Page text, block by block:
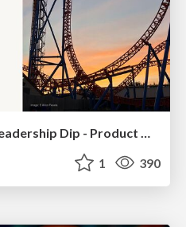
1 390